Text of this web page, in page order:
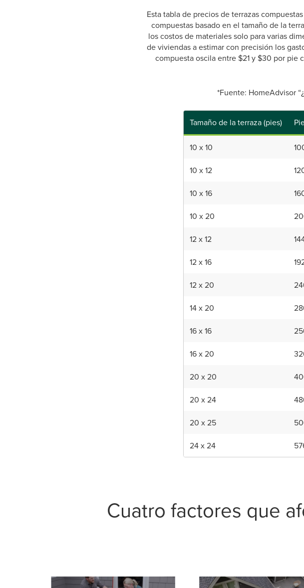
Esta tabla de precios de terrazas
compuestas basado en el tamaño de la
los costos de materiales solo para varias
de viviendas a estimar con precisión los
compuesta oscila entre $21 y $30 por pie
*Fuente: HomeAdvisor
Tamaño de la terraza (pies)
10 x 10
10 x 12
10 x 16
10 x 20
12 x 12
12 x 16
12 x 20
14 x 20
16 x 16
16 x 20
20 x 20
20 x 24
20 x 25
24 x 24
Cuatro factores que